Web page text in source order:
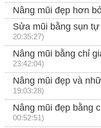
Nâng mũi đẹp hơn
Sửa mũi bằng sụn
20:35:27)
Nâng mũi bằng chỉ
23:42:04)
Nâng mũi đẹp và
19:03:28)
Nâng mũi đẹp bằng
00:52:51)